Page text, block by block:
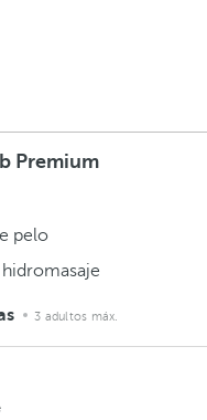
Premium
pelo
hidromasaje
3 adultos máx.